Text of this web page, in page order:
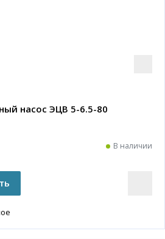
насос ЭЦВ 5-6.5-80
В наличии